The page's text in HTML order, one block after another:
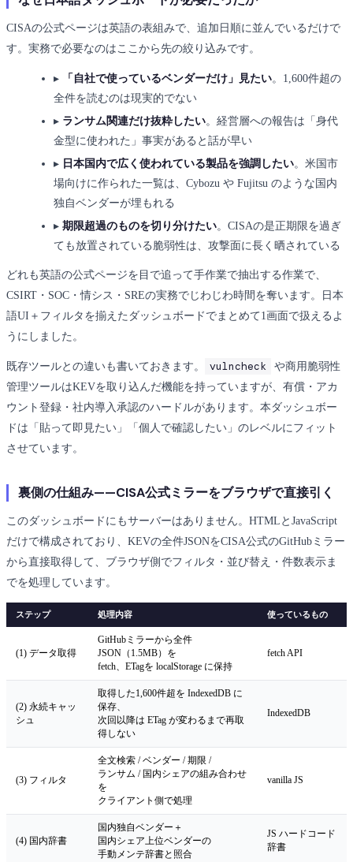
CISAの公式ページは英語の表組みで、追加日順に並んでいるだけで
す。実務で必要なのはここから先の絞り込みです。
▸ 「自社で使っているベンダーだけ」見たい。1,600件超の
全件を読むのは現実的でない
▸ ランサム関連だけ抜粋したい。経営層への報告は「身代
金型に使われた」事実があると話が早い
▸ 日本国内で広く使われている製品を強調したい。米国市
場向けに作られた一覧は、Cybozu や Fujitsu のような国内
独自ベンダーが埋もれる
▸ 期限超過のものを切り分けたい。CISAの是正期限を過ぎ
ても放置されている脆弱性は、攻撃面に長く晒されている
どれも英語の公式ページを目で追って手作業で抽出する作業で、
CSIRT・SOC・情シス・SREの実務でじわじわ時間を奪います。日本
語UI＋フィルタを揃えたダッシュボードでまとめて1画面で扱えるよ
うにしました。
既存ツールとの違いも書いておきます。 vulncheck
や商用脆弱性
管理ツールはKEVを取り込んだ機能を持っていますが、有償・アカ
ウント登録・社内導入承認のハードルがあります。本ダッシュボー
ドは「貼って即見たい」「個人で確認したい」のレベルにフィット
させています。
裏側の仕組み——CISA公式ミラーをブラウザで直接引く
このダッシュボードにもサーバーはありません。HTMLとJavaScript
だけで構成されており、KEVの全件JSONをCISA公式のGitHubミラー
から直接取得して、ブラウザ側でフィルタ・並び替え・件数表示ま
でを処理しています。
ステップ 処理内容 使っているもの
(1) データ取得
GitHubミラーから全件
JSON（1.5MB）を
fetch、ETagを localStorage に保持
fetch API
(2) 永続キャッ
シュ
取得した1,600件超を IndexedDB に
保存、
次回以降は ETag が変わるまで再取
得しない
IndexedDB
(3) フィルタ
全文検索 / ベンダー / 期限 /
ランサム / 国内シェアの組み合わせ
を
クライアント側で処理
vanilla JS
(4) 国内辞書
国内独自ベンダー＋
国内シェア上位ベンダーの
手動メンテ辞書と照合
JS ハードコード
辞書